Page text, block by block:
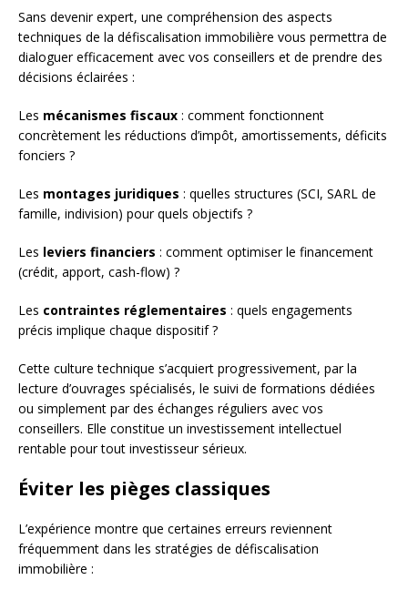
Sans devenir expert, une compréhension des aspects
techniques de la défiscalisation immobilière vous permettra de
dialoguer efficacement avec vos conseillers et de prendre des
décisions éclairées :
Les mécanismes fiscaux : comment fonctionnent
concrètement les réductions d’impôt, amortissements, déficits
fonciers ?
Les montages juridiques : quelles structures (SCI, SARL de
famille, indivision) pour quels objectifs ?
Les leviers financiers : comment optimiser le financement
(crédit, apport, cash-flow) ?
Les contraintes réglementaires : quels engagements
précis implique chaque dispositif ?
Cette culture technique s’acquiert progressivement, par la
lecture d’ouvrages spécialisés, le suivi de formations dédiées
ou simplement par des échanges réguliers avec vos
conseillers. Elle constitue un investissement intellectuel
rentable pour tout investisseur sérieux.
Éviter les pièges classiques
L’expérience montre que certaines erreurs reviennent
fréquemment dans les stratégies de défiscalisation
immobilière :